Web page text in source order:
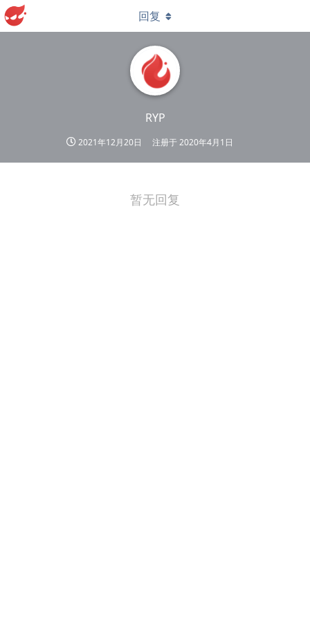
RYP
2021年12月20日 注册于2020年4月1日
回复
暂无回复